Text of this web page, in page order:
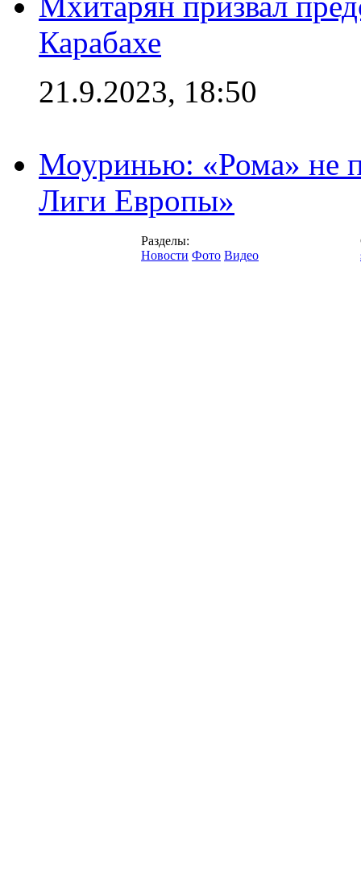
Карабахе
21.9.2023, 18:50
Моуринью: «Рома» не
Лиги Европы»
Разделы:
Новости Фото Видео